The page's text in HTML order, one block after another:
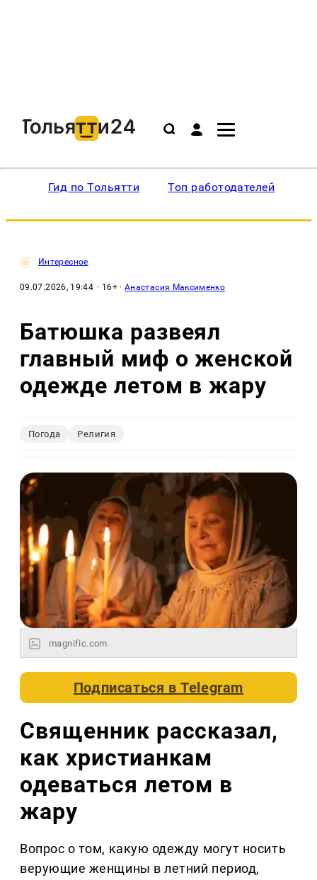
Гид по Тольятти Топ работодателей
Интересное
09.07.2026, 19:44 · 16+ ·Анастасия Максименко
Батюшка развеял
главный миф о женской
одежде летом в жару
Погода Религия
magnific.com
Подписаться вTelegram
Священник рассказал,
как христианкам
одеваться летом в
жару
Вопрос о том, какую одежду могут носить
верующие женщины в летний период,